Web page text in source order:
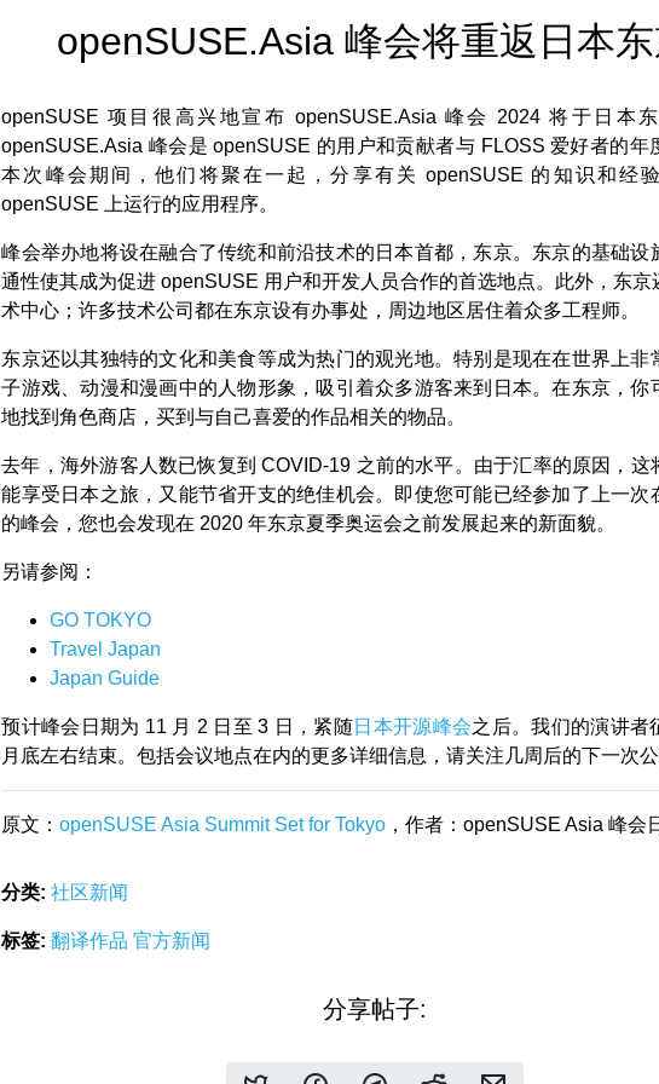
openSUSE.Asia 峰会将重返日本
openSUSE 项目很高兴地宣布 openSUSE.Asia 峰会 2024 将于日本东
openSUSE.Asia 峰会是 openSUSE 的用户和贡献者与 FLOSS 爱好者的年
本次峰会期间，他们将聚在一起，分享有关 openSUSE 的知识和经
openSUSE 上运行的应用程序。
峰会举办地将设在融合了传统和前沿技术的日本首都，东京。东京的基础设
通性使其成为促进 openSUSE 用户和开发人员合作的首选地点。此外，东京
术中心；许多技术公司都在东京设有办事处，周边地区居住着众多工程师。
东京还以其独特的文化和美食等成为热门的观光地。特别是现在在世界上非
子游戏、动漫和漫画中的人物形象，吸引着众多游客来到日本。在东京，你
地找到角色商店，买到与自己喜爱的作品相关的物品。
去年，海外游客人数已恢复到 COVID-19 之前的水平。由于汇率的原因，这
能享受日本之旅，又能节省开支的绝佳机会。即使您可能已经参加了上一次
的峰会，您也会发现在 2020 年东京夏季奥运会之前发展起来的新面貌。
另请参阅：
GO TOKYO
Travel Japan
Japan Guide
预计峰会日期为 11 月 2 日至 3 日，紧随日本开源峰会之后。我们的演讲者
月底左右结束。包括会议地点在内的更多详细信息，请关注几周后的下一次公
原文：openSUSE Asia Summit Set for Tokyo ，作者：openSUSE Asia 峰会
分类: 社区新闻
标签: 翻译作品官方新闻
分享帖子: